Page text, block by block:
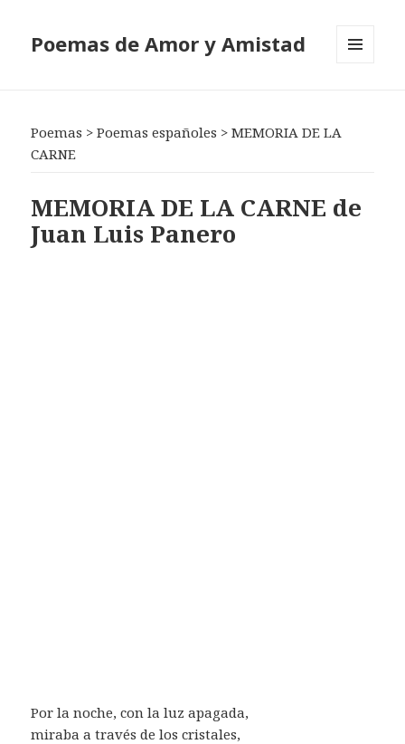
Poemas de Amor y Amistad
Poemas >Poemas españoles >MEMORIA DE LA
CARNE
MEMORIA DE LA CARNE de
Juan Luis Panero
Por la noche, con la luz apagada,
miraba a través de los cristales,